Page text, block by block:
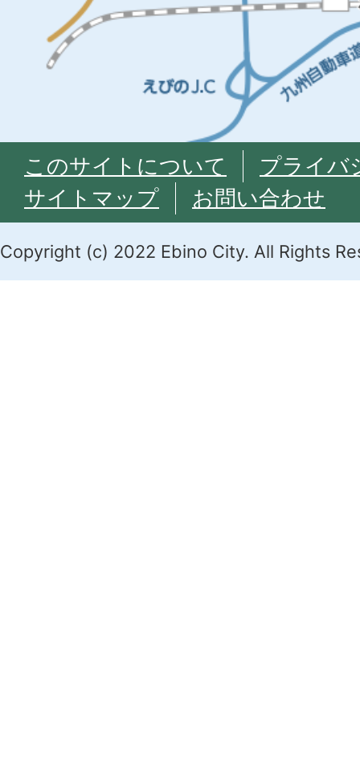
このサイトについて
プライバ
サイトマップ
お問い合わせ
Copyright (c) 2022 Ebino City. All Rights